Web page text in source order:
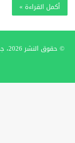
أكمل القراءة »
© حقوق النشر 2026، جميع الحقوق محفوظة |